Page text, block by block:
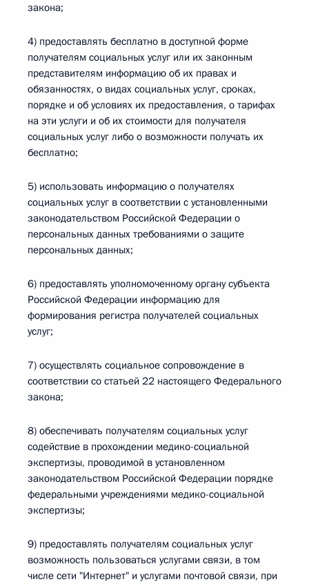
закона;
4) предоставлять бесплатно в доступной форме
получателям социальных услуг или их законным
представителям информацию об их правах и
обязанностях, о видах социальных услуг, сроках,
порядке и об условиях их предоставления, о тарифах
на эти услуги и об их стоимости для получателя
социальных услуг либо о возможности получать их
бесплатно;
5) использовать информацию о получателях
социальных услуг в соответствии с установленными
законодательством Российской Федерации о
персональных данных требованиями о защите
персональных данных;
6) предоставлять уполномоченному органу субъекта
Российской Федерации информацию для
формирования регистра получателей социальных
услуг;
7) осуществлять социальное сопровождение в
соответствии со статьей 22 настоящего Федерального
закона;
8) обеспечивать получателям социальных услуг
содействие в прохождении медико-социальной
экспертизы, проводимой в установленном
законодательством Российской Федерации порядке
федеральными учреждениями медико-социальной
экспертизы;
9) предоставлять получателям социальных услуг
возможность пользоваться услугами связи, в том
числе сети "Интернет" и услугами почтовой связи, при